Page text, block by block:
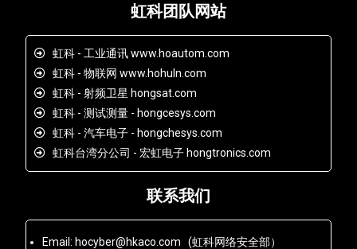
虹科团队网站
虹科 - 工业通讯 www.hoautom.com
虹科 - 物联网 www.hohuln.com
虹科 - 射频卫星 hongsat.com
虹科 - 测试测量 - hongcesys.com
虹科 - 汽车电子 - hongchesys.com
虹科台湾分公司 - 宏虹电子 hongtronics.com
联系我们
Email: hocyber@hkaco.com (虹科网络安全部）